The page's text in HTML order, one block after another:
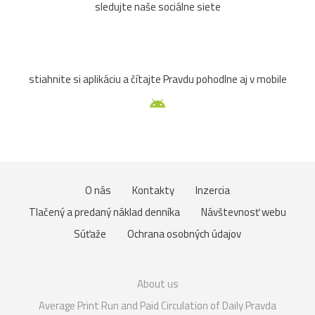
A Veľmi pekné.
pred 15 rokmi
áno, krásny výhľad - naozaj z balkóna?
Ludmar pred 15 rokmi
sledujte naše sociálne siete
stiahnite si aplikáciu a čítajte Pravdu pohodlne aj v mobile
O nás Kontakty
Inzercia
Tlačený a predaný náklad denníka
Návštevnosť webu
Súťaže
Ochrana osobných údajov
About us
Average Print Run and Paid Circulation of Daily Pravda